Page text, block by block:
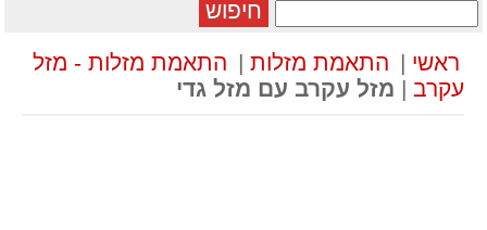
חיפוש
ראשי | התאמת מזלות | התאמת מזלות - מזל
עקרב| מזל עקרב עם מזל גדי